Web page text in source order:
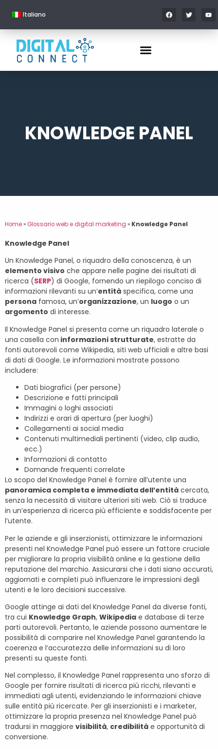
Italiano
KNOWLEDGE PANEL
Home»Glossario web e digital marketing » Knowledge Panel
Knowledge Panel
Un Knowledge Panel, o riquadro della conoscenza, è un
elemento visivo che appare nelle pagine dei risultati di
ricerca (SERP) di Google, fornendo un riepilogo conciso di
informazioni rilevanti su un’entità specifica, come una
persona famosa, un’organizzazione, un luogo o un
argomento di interesse.
Il Knowledge Panel si presenta come un riquadro laterale o
una casella con informazioni strutturate, estratte da
fonti autorevoli come Wikipedia, siti web ufficiali e altre basi
di dati di Google. Le informazioni mostrate possono
includere:
Dati biografici (per persone)
Descrizione e fatti principali
Immagini o loghi associati
Indirizzi e orari di apertura (per luoghi)
Collegamenti ai social media
Contenuti multimediali pertinenti (video, clip audio,
ecc.)
Informazioni di contatto
Domande frequenti correlate
Lo scopo del Knowledge Panel è fornire all’utente una
panoramica completa e immediata dell’entità cercata,
senza la necessità di visitare ulteriori siti web. Ciò si traduce
in un’esperienza di ricerca più efficiente e soddisfacente per
l’utente.
Per le aziende e gli inserzionisti, ottimizzare le informazioni
presenti nel Knowledge Panel può essere un fattore cruciale
per migliorare la propria visibilità online e la gestione della
reputazione del marchio. Assicurarsi che i dati siano accurati,
aggiornati e completi può influenzare le impressioni degli
utenti e le loro decisioni successive.
Google attinge ai dati del Knowledge Panel da diverse fonti,
tra cui Knowledge Graph, Wikipedia e database di terze
parti autorevoli. Pertanto, le aziende possono aumentare le
possibilità di comparire nel Knowledge Panel garantendo la
coerenza e l’accuratezza delle informazioni su di loro
presenti su queste fonti.
Nel complesso, il Knowledge Panel rappresenta uno sforzo di
Google per fornire risultati di ricerca più ricchi, rilevanti e
immediati agli utenti, evidenziando le informazioni chiave
sulle entità più ricercate. Per gli inserzionisti e i marketer,
ottimizzare la propria presenza nel Knowledge Panel può
tradursi in maggiore visibilità, credibilità e opportunità di
conversione.